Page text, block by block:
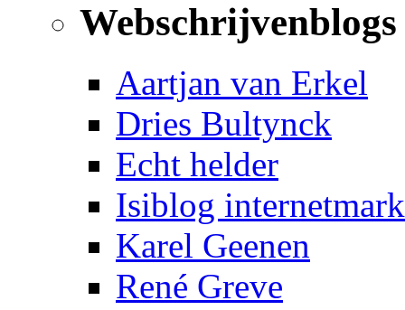
Webschrijvenblogs
Aartjan van Erkel
Dries Bultynck
Echt helder
Isiblog
Karel Geenen
René Greve